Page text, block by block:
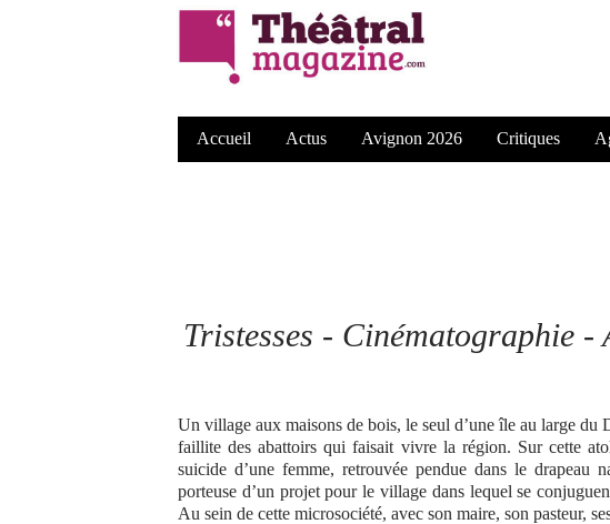
Accueil Actus Avignon 2026 Critiques
Tristesses - Cinématographie -
Un village aux maisons de bois, le seul d’une île au large du
faillite des abattoirs qui faisait vivre la région. Sur cette
suicide d’une femme, retrouvée pendue dans le drapeau
porteuse d’un projet pour le village dans lequel se
Au sein de cette microsociété, avec son maire, son pasteur,